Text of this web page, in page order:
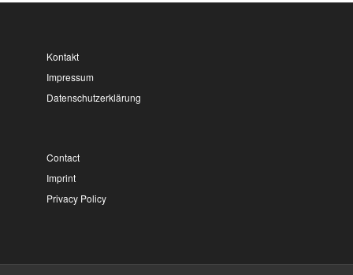
Kontakt
Impressum
Datenschutzerklärung
Contact
Imprint
Privacy Policy